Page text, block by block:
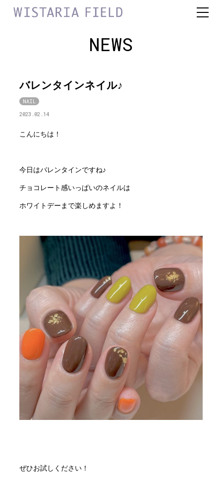
NEWS
バレンタインネイル♪
NAIL
2023.02.14
こんにちは！
今日はバレンタインですね♪
チョコレート感いっぱいのネイルは
ホワイトデーまで楽しめますよ！
ぜひお試しください！